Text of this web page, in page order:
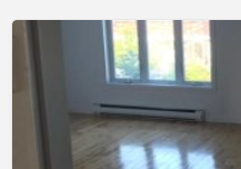
Appartement